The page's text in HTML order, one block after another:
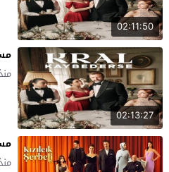
02:11:50
02:13:27
منذ 8
منذ 8